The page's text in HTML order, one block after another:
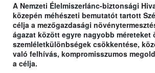
A Nemzeti Élelmiszerlánc-biztonsági
közepén méhészeti bemutatót tartott
célja a mezőgazdasági
ágazat között egyre nagyobb méreteket
szemléletkülönbségek csökkentése,
való felhívás, kompromisszumos
a célja.